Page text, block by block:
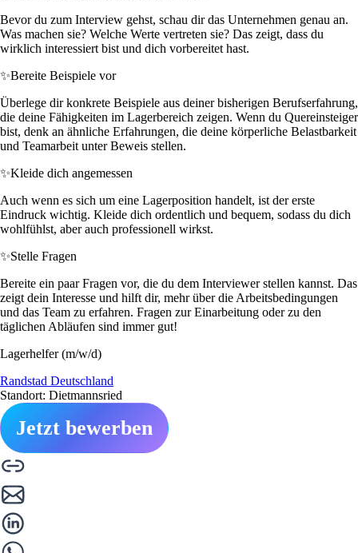
Bevor du zum Interview gehst, schau dir das Unternehmen genau an.
Was machen sie? Welche Werte vertreten sie? Das zeigt, dass du
wirklich interessiert bist und dich vorbereitet hast.
✨Bereite Beispiele vor
Überlege dir konkrete Beispiele aus deiner bisherigen Berufserfahrung,
die deine Fähigkeiten im Lagerbereich zeigen. Wenn du Quereinsteiger
bist, denk an ähnliche Erfahrungen, die deine körperliche Belastbarkeit
und Teamarbeit unter Beweis stellen.
✨Kleide dich angemessen
Auch wenn es sich um eine Lagerposition handelt, ist der erste
Eindruck wichtig. Kleide dich ordentlich und bequem, sodass du dich
wohlfühlst, aber auch professionell wirkst.
✨Stelle Fragen
Bereite ein paar Fragen vor, die du dem Interviewer stellen kannst. Das
zeigt dein Interesse und hilft dir, mehr über die Arbeitsbedingungen
und das Team zu erfahren. Fragen zur Einarbeitung oder zu den
täglichen Abläufen sind immer gut!
Lagerhelfer (m/w/d)
Randstad Deutschland
Standort: Dietmannsried
Jetzt bewerben